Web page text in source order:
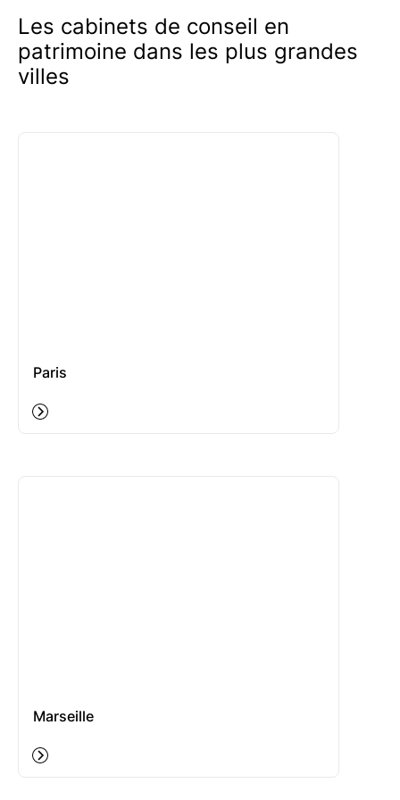
Les cabinets de conseil en
patrimoine dans les plus grandes
villes
Paris
Marseille